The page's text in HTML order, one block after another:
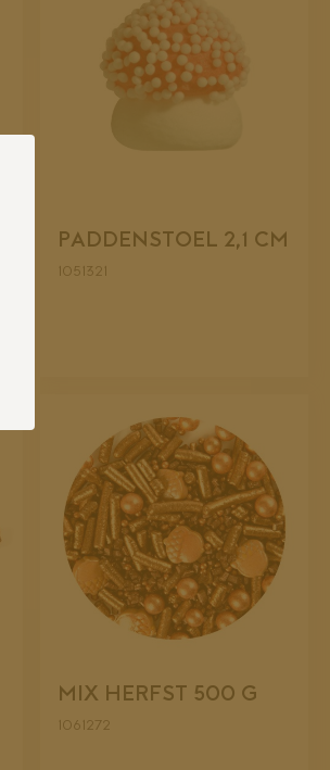
PADDENSTOEL 2,1 CM
1051321
MIX HERFST 500 G
1061272